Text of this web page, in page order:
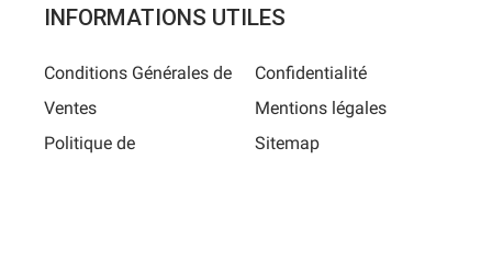
INFORMATIONS UTILES
Conditions Générales de
Ventes
Politique de
Confidentialité
Mentions légales
Sitemap